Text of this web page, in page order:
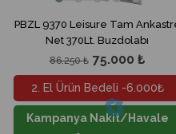
PBZL 9370 Leisure Tam Ankastre
Net 370Lt. Buzdolabı
75.000 ₺
86.250 ₺
2. El Ürün Bedeli -6.000₺
Kampanya Nakit/Havale